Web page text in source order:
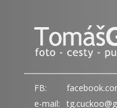
FB:
e-mail: